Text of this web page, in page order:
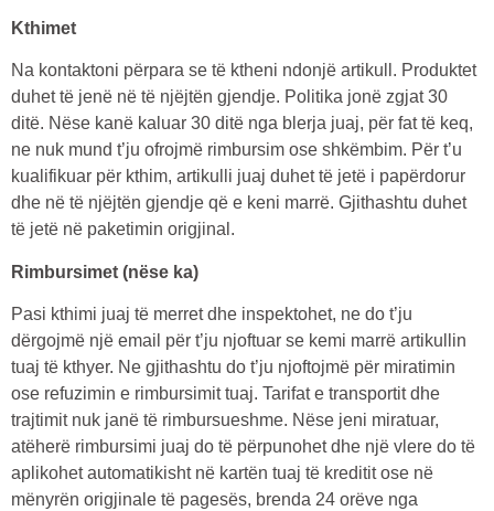
Kthimet
Na kontaktoni përpara se të ktheni ndonjë artikull. Produktet
duhet të jenë në të njëjtën gjendje. Politika jonë zgjat 30
ditë. Nëse kanë kaluar 30 ditë nga blerja juaj, për fat të keq,
ne nuk mund t’ju ofrojmë rimbursim ose shkëmbim. Për t’u
kualifikuar për kthim, artikulli juaj duhet të jetë i papërdorur
dhe në të njëjtën gjendje që e keni marrë. Gjithashtu duhet
të jetë në paketimin origjinal.
Rimbursimet (nëse ka)
Pasi kthimi juaj të merret dhe inspektohet, ne do t’ju
dërgojmë një email për t’ju njoftuar se kemi marrë artikullin
tuaj të kthyer. Ne gjithashtu do t’ju njoftojmë për miratimin
ose refuzimin e rimbursimit tuaj. Tarifat e transportit dhe
trajtimit nuk janë të rimbursueshme. Nëse jeni miratuar,
atëherë rimbursimi juaj do të përpunohet dhe një vlere do të
aplikohet automatikisht në kartën tuaj të kreditit ose në
mënyrën origjinale të pagesës, brenda 24 orëve nga